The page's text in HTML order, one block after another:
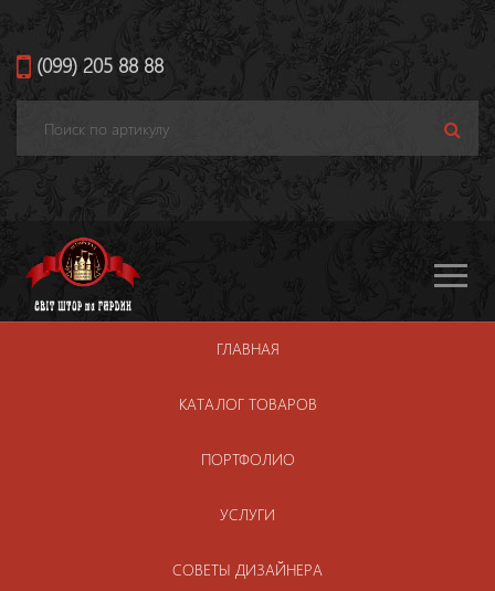
(099) 205 88 88
Toggle
ГЛАВНАЯ
КАТАЛОГ ТОВАРОВ
ПОРТФОЛИО
УСЛУГИ
СОВЕТЫ ДИЗАЙНЕРА
ПОРТЬЕРА HENDERSON 25870 8900-
Портьера Henderson 25870 8900-003